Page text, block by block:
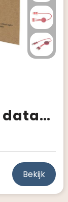
Alasia 5-in-1 30 cm datasynchronisatie- en 27 W snellaadkabel van gerecycled aluminium en plastic
Bekijk